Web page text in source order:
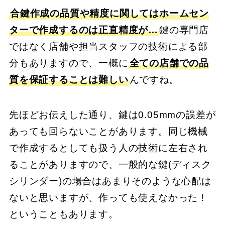
合鍵作成の品質や精度に関してはホームセン
ターで作成するのは正直精度が…鍵の専門店
ではなく店舗や担当スタッフの技術による部
分もありますので、一概に 全ての店舗での品
質を保証することは難しいんですね。
先ほどお伝えした通り、鍵は0.05mmの誤差が
あっても回らないことがあります。同じ機械
で作成するとしても扱う人の技術に左右され
ることがありますので、一般的な鍵(ディスク
シリンダー)の場合はあまりそのような心配は
ないと思いますが、作っても使えなかった！
ということもあります。